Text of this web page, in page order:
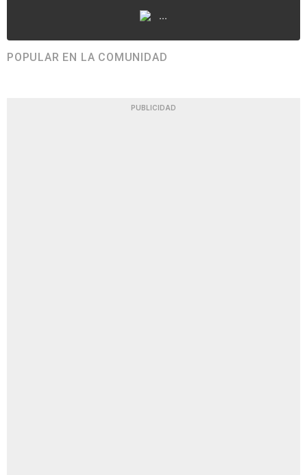
...
POPULAR EN LA COMUNIDAD
PUBLICIDAD